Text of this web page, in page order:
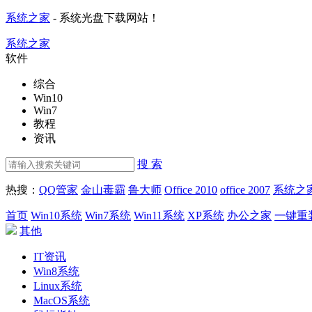
系统之家 - 系统光盘下载网站！
系统之家
软件
综合
Win10
Win7
教程
资讯
搜 索
热搜： QQ管家 金山毒霸 鲁大师 Office 2010 office 2007 系统之
首页 Win10系统 Win7系统 Win11系统 XP系统 办公之家 一键重
其他
IT资讯
Win8系统
Linux系统
MacOS系统